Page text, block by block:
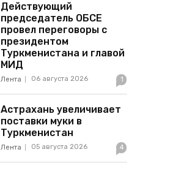
Действующий
председатель ОБСЕ
провел переговоры с
президентом
Туркменистана и главой
МИД
Лента 06 августа 2026 1
Астрахань увеличивает
поставки муки в
Туркменистан
Лента 05 августа 2026 4